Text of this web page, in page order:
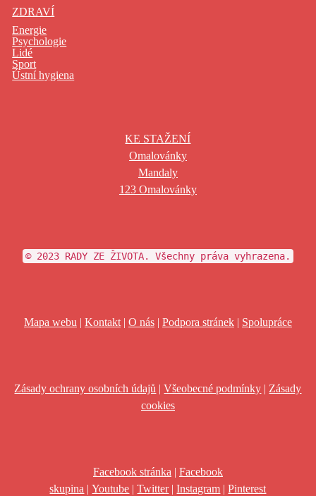
ZDRAVÍ
Energie
Psychologie
Lidé
Sport
Ústní hygiena
KE STAŽENÍ
Omalovánky
Mandaly
123 Omalovánky
© 2023 RADY ZE ŽIVOTA. Všechny práva vyhrazena.
Mapa webu | Kontakt| O nás| Podpora stránek| Spolupráce
Zásady ochrany osobních údajů |Všeobecné podmínky | Zásady
cookies
Facebook stránka | Facebook
skupina |Youtube |Twitter|Instagram |Pinterest